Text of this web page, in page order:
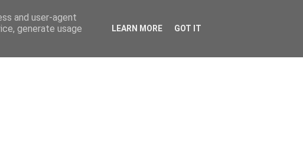
WSPÓŁPRACA I KONTAKT
and user-agent
generate usage
LEARN MORE GOT IT